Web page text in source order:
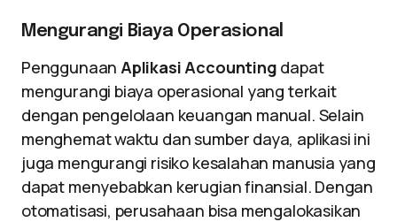
Mengurangi Biaya Operasional
PenggunaanAplikasi Accounting dapat
mengurangi biaya operasional yang terkait
dengan pengelolaan keuangan manual. Selain
menghemat waktu dan sumber daya, aplikasi ini
juga mengurangi risiko kesalahan manusia yang
dapat menyebabkan kerugian finansial. Dengan
otomatisasi, perusahaan bisa mengalokasikan